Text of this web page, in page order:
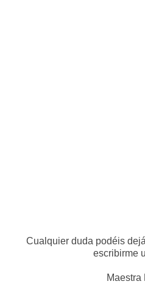
Cualquier duda podéis
escribirme
Maestra